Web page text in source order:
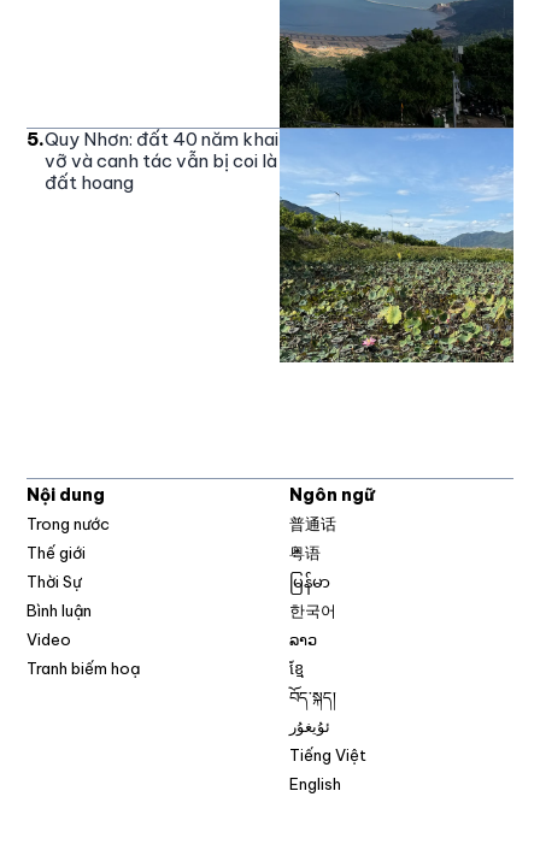
5.Quy Nhơn: đất 40 năm khai
vỡ và canh tác vẫn bị coi là
đất hoang
Nội dung
Trong nước
Thế giới
Thời Sự
Bình luận
Video
Tranh biếm hoạ
Ngôn ngữ
普通话
粤语
မြန်မာ
한국어
ລາວ
ខ្មែ
བོད་སྐད།
ئۇيغۇر
Tiếng Việt
English